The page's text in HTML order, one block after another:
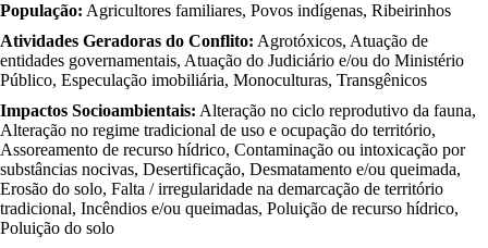
População: Agricultores familiares, Povos indígenas, Ribeirinhos
Atividades Geradoras do Conflito: Agrotóxicos, Atuação de
entidades governamentais, Atuação do Judiciário e/ou do Ministério
Público, Especulação imobiliária, Monoculturas, Transgênicos
Impactos Socioambientais: Alteração no ciclo reprodutivo da fauna,
Alteração no regime tradicional de uso e ocupação do território,
Assoreamento de recurso hídrico, Contaminação ou intoxicação por
substâncias nocivas, Desertificação, Desmatamento e/ou queimada,
Erosão do solo, Falta / irregularidade na demarcação de território
tradicional, Incêndios e/ou queimadas, Poluição de recurso hídrico,
Poluição do solo